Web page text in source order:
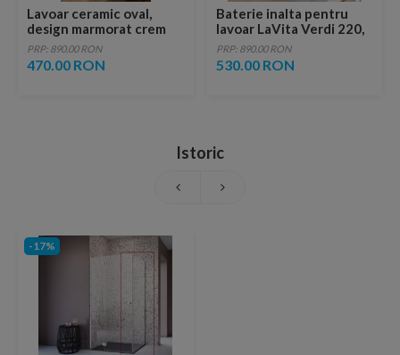
Lavoar ceramic oval,
design marmorat crem
lucios cu vene aurii,
ventil inclus
PRP: 890.00 RON
470.00 RON
Baterie inalta pentru
lavoar LaVita Verdi 220,
fara ventil, brushed
copper
PRP: 890.00 RON
530.00 RON
Istoric
-17%